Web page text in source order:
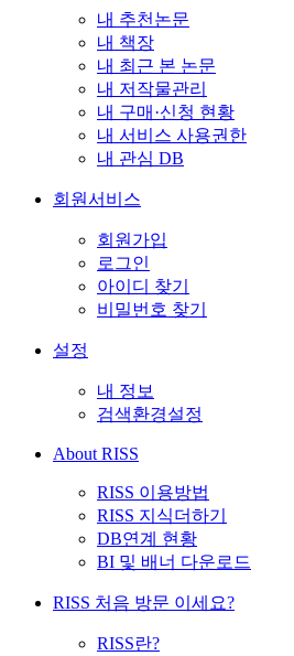
내 추천논문
내 책장
내 최근 본 논문
내 저작물관리
내 구매·신청 현황
내 서비스 사용권한
내 관심 DB
회원서비스
회원가입
로그인
아이디 찾기
비밀번호 찾기
설정
내 정보
검색환경설정
About RISS
RISS 이용방법
RISS 지식더하기
DB연계 현황
BI 및 배너 다운로드
RISS 처음 방문 이세요?
RISS란?